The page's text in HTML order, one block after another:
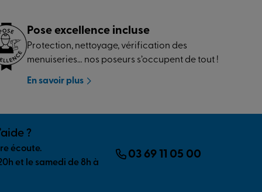
Pose excellence incluse
Protection, nettoyage, vérification des
menuiseries… nos poseurs s’occupent de tout !
En savoir plus
?
écoute.
et le samedi de 8h à
03 69 11 05 00